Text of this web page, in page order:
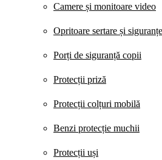
Camere și monitoare video
Opritoare sertare și
Porți de siguranță copii
Protecții priză
Protecții colțuri mobilă
Benzi protecție muchii
Protecții uși